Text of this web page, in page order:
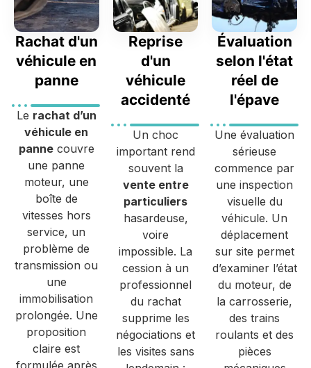
Rachat d'un
véhicule en
panne
Le rachat d’un
véhicule en
pannecouvre
une panne
moteur, une
boîte de
vitesses hors
service, un
problème de
transmission ou
une
immobilisation
prolongée. Une
proposition
claire est
Reprise
d'un
véhicule
accidenté
Un choc
important rend
souvent la
vente entre
particuliers
hasardeuse,
voire
impossible. La
cession à un
professionnel
du rachat
supprime les
négociations et
les visites sans
Évaluation
selon l'état
réel de
l'épave
Une évaluation
sérieuse
commence par
une inspection
visuelle du
véhicule. Un
déplacement
sur site permet
d’examiner l’état
du moteur, de
la carrosserie,
des trains
roulants et des
pièces